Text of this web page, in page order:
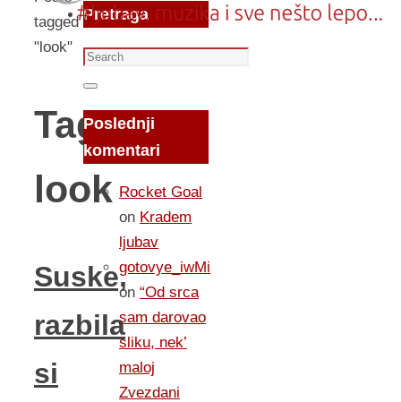
tagged
"look"
Tag:
look
Suske,
razbila
si
Pretraga
Search
for:
Search
Poslednji
komentari
Rocket Goal
on Kradem
ljubav
gotovye_iwMi
on “Od srca
sam darovao
sliku, nek’
maloj
Zvezdani